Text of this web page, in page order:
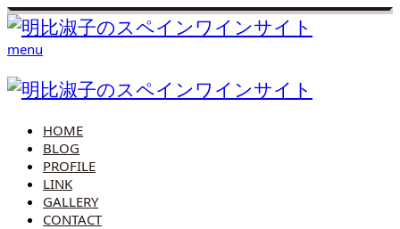
menu
HOME
BLOG
PROFILE
LINK
GALLERY
CONTACT